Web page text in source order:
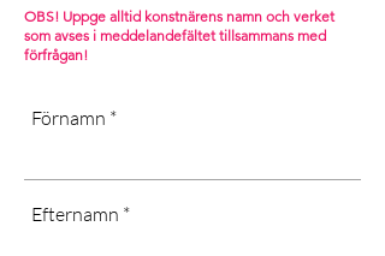
OBS! Uppge alltid konstnärens namn och verket
som avses i meddelandefältet tillsammans med
förfrågan!
Förnamn
Efternamn